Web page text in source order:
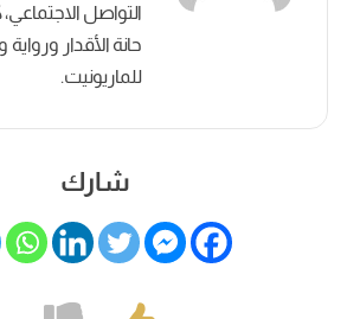
التواصل
حانة الأقدار ورواية
للماريونيت.
شارك